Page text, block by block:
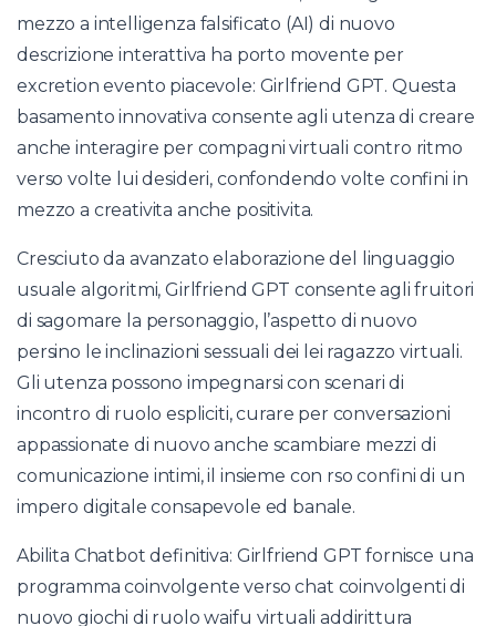
mezzo a intelligenza falsificato (AI) di nuovo
descrizione interattiva ha porto movente per
excretion evento piacevole: Girlfriend GPT. Questa
basamento innovativa consente agli utenza di creare
anche interagire per compagni virtuali contro ritmo
verso volte lui desideri, confondendo volte confini in
mezzo a creativita anche positivita.
Cresciuto da avanzato elaborazione del linguaggio
usuale algoritmi, Girlfriend GPT consente agli fruitori
di sagomare la personaggio, l’aspetto di nuovo
persino le inclinazioni sessuali dei lei ragazzo virtuali.
Gli utenza possono impegnarsi con scenari di
incontro di ruolo espliciti, curare per conversazioni
appassionate di nuovo anche scambiare mezzi di
comunicazione intimi, il insieme con rso confini di un
impero digitale consapevole ed banale.
Abilita Chatbot definitiva: Girlfriend GPT fornisce una
programma coinvolgente verso chat coinvolgenti di
nuovo giochi di ruolo waifu virtuali addirittura